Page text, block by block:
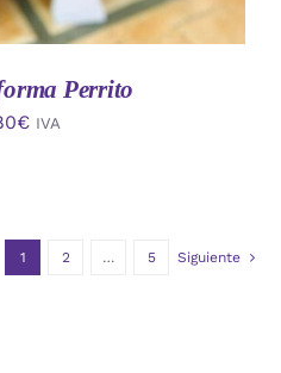
Perrito
€ IVA
1 2 … 5 Siguiente